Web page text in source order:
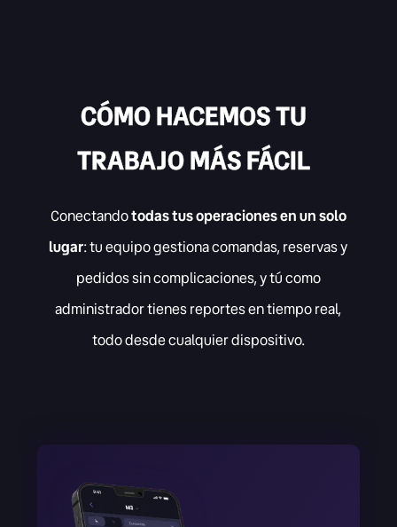
CÓMO HACEMOS TU
TRABAJO MÁS FÁCIL
Conectandotodas tus operaciones en un solo
lugar: tu equipo gestiona comandas, reservas y
pedidos sin complicaciones, y tú como
administrador tienes reportes en tiempo real,
todo desde cualquier dispositivo.